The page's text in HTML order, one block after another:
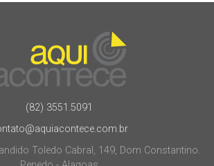
(82) 3551.5091
Toledo Cabral, 149, Dom Constantino.